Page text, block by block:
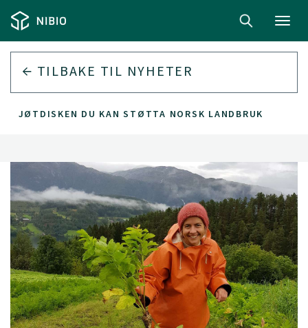
TILBAKE TIL NYHETER
I KJØTDISKEN DU KAN STØTTA NORSK LANDBRUK